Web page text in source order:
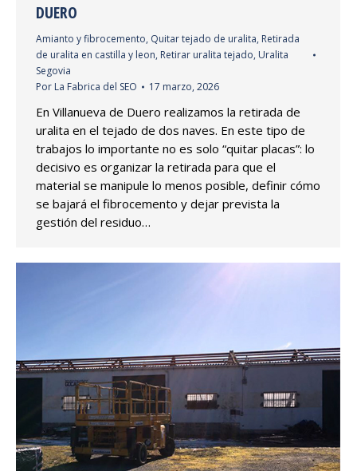
DUERO
Amianto y fibrocemento, Quitar tejado de uralita, Retirada
de uralita en castilla y leon, Retirar uralita tejado, Uralita
Segovia
Por La Fabrica del SEO 17 marzo, 2026
En Villanueva de Duero realizamos la retirada de
uralita en el tejado de dos naves. En este tipo de
trabajos lo importante no es solo “quitar placas”: lo
decisivo es organizar la retirada para que el
material se manipule lo menos posible, definir cómo
se bajará el fibrocemento y dejar prevista la
gestión del residuo…